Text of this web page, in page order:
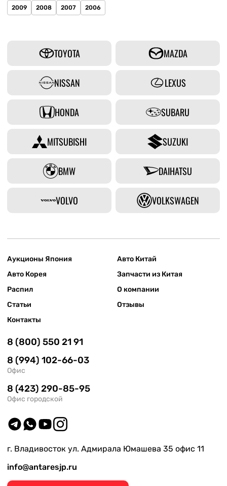
2009 2008 2007 2006
TOYOTA MAZDA
NISSAN LEXUS
HONDA SUBARU
MITSUBISHI SUZUKI
BMW DAIHATSU
VOLVO VOLKSWAGEN
Аукционы Япония
Авто Китай
Авто Корея
Запчасти из Китая
Распил
О компании
Статьи
Отзывы
Контакты
8 (800) 550 21 91
8 (994) 102-66-03
Офис
8 (423) 290-85-95
Офис городской
г. Владивосток ул. Адмирала Юмашева 35 офис 11
info@antaresjp.ru